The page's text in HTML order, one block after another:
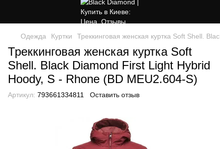
Одежда Куртки Треккинговая женская куртка Soft Shell.
Треккинговая женская куртка Soft
Shell. Black Diamond First Light Hybrid
Hoody, S - Rhone (BD MEU2.604-S)
Артикул: 793661334811 Оставить отзыв